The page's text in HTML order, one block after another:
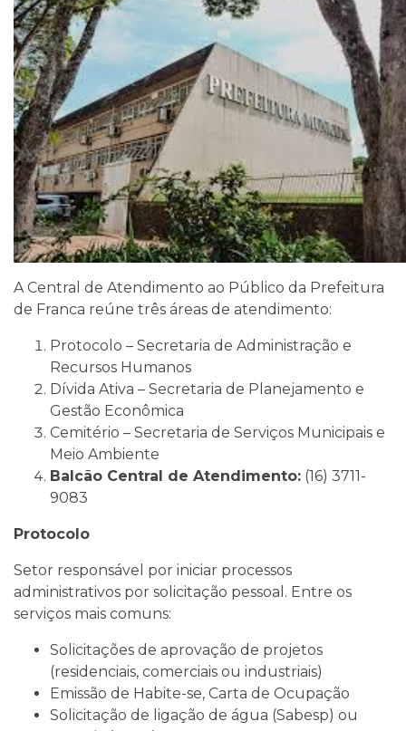
A Central de Atendimento ao Público da Prefeitura
de Franca reúne três áreas de atendimento:
Protocolo – Secretaria de Administração e
Recursos Humanos
Dívida Ativa – Secretaria de Planejamento e
Gestão Econômica
Cemitério – Secretaria de Serviços Municipais e
Meio Ambiente
Balcão Central de Atendimento: (16) 3711-
9083
Protocolo
Setor responsável por iniciar processos
administrativos por solicitação pessoal. Entre os
serviços mais comuns:
Solicitações de aprovação de projetos
(residenciais, comerciais ou industriais)
Emissão de Habite-se, Carta de Ocupação
Solicitação de ligação de água (Sabesp) ou